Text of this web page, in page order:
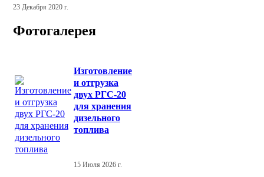
23 Декабря 2020 г.
Фотогалерея
Изготовление
и отгрузка
двух РГС-20
для хранения
дизельного
топлива
15 Июля 2026 г.